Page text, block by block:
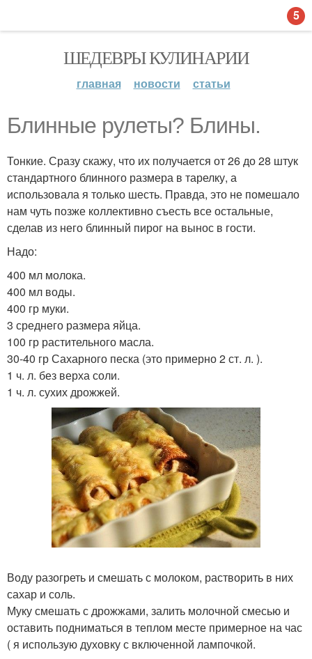
ШЕДЕВРЫ КУЛИНАРИИ
главная новости статьи
Блинные рулеты? Блины.
Тонкие. Сразу скажу, что их получается от 26 до 28 штук
стандартного блинного размера в тарелку, а
использовала я только шесть. Правда, это не помешало
нам чуть позже коллективно съесть все остальные,
сделав из него блинный пирог на вынос в гости.
Надо:
400 мл молока.
400 мл воды.
400 гр муки.
3 среднего размера яйца.
100 гр растительного масла.
30-40 гр Сахарного песка (это примерно 2 ст. л. ).
1 ч. л. без верха соли.
1 ч. л. сухих дрожжей.
Воду разогреть и смешать с молоком, растворить в них
сахар и соль.
Муку смешать с дрожжами, залить молочной смесью и
оставить подниматься в теплом месте примерное на час
( я использую духовку с включенной лампочкой.
5